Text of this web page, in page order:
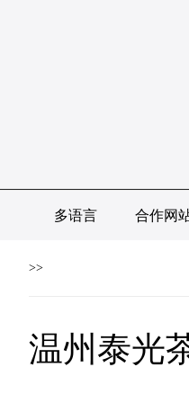
多语言 合作网
>>
温州泰光